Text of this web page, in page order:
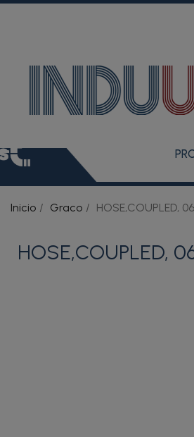
Inicio Graco HOSE,COUPLED,
HOSE,COUPLED,